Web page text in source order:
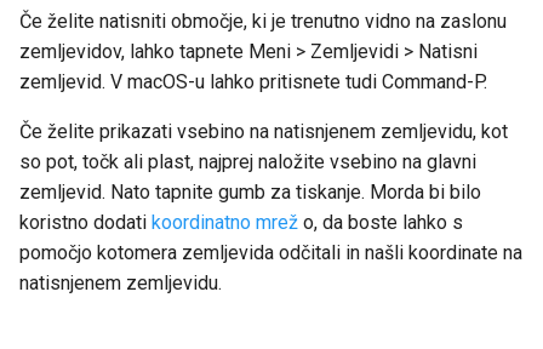
Če želite natisniti območje, ki je trenutno vidno na zaslonu
zemljevidov, lahko tapnete Meni > Zemljevidi > Natisni
zemljevid. V macOS-u lahko pritisnete tudi Command-P.
Če želite prikazati vsebino na natisnjenem zemljevidu, kot
so pot, točk ali plast, najprej naložite vsebino na glavni
zemljevid. Nato tapnite gumb za tiskanje. Morda bi bilo
koristno dodati koordinatno mrež o, da boste lahko s
pomočjo kotomera zemljevida odčitali in našli koordinate na
natisnjenem zemljevidu.